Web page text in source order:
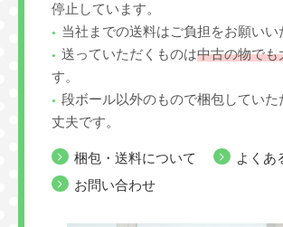
停止しています。
当社までの送料はご負担をお願いい
送っていただくものは中古の物でも
す。
段ボール以外のもので梱包していた
丈夫です。
梱包・送料について
よくあ
お問い合わせ